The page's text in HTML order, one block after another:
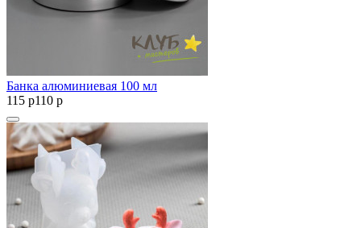
Банка алюминиевая 100 мл
115 p110 p